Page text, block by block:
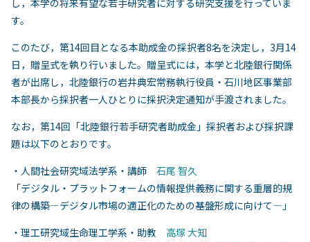
し，本学の将来有望な若手研究者に対する研究支援を行っていま
す。
このたび，第14回目となる本助成金の採択者8名を決定し，3月14
日，贈呈式を執り行いました。贈呈式には，本学と北陸銀行関係
者が出席し，北陸銀行の岩井典宏常務執行役員・石川地区事業部
本部長から採択者一人ひとりに採択決定通知が手渡されました。
なお，第14回「北陸銀行若手研究者助成金」採択者および採択課
題は以下のとおりです。
・人間社会研究域法学系・講師 石尾 智久
「デジタル・プラットフォームの情報提供義務に関する重層的規
律の構築―デジタル市場の適正化のための基盤形成に向けて―」
・理工研究域生命理工学系・助教 高塚 大知